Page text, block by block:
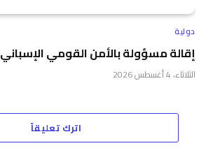
دولية
إقالة مسؤولة بالأمن القومي الإسباني
الثلاثاء، 4 أغسطس 2026
اترك تعليقاً